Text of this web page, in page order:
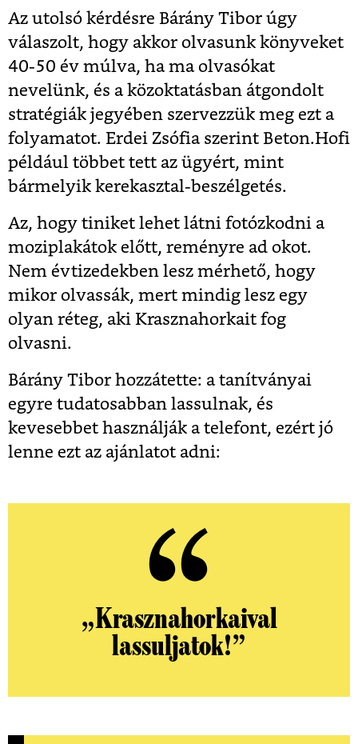
Az utolsó kérdésre Bárány Tibor úgy
válaszolt, hogy akkor olvasunk könyveket
40-50 év múlva, ha ma olvasókat
nevelünk, és a közoktatásban átgondolt
stratégiák jegyében szervezzük meg ezt a
folyamatot. Erdei Zsófia szerint Beton.Hofi
például többet tett az ügyért, mint
bármelyik kerekasztal-beszélgetés.
Az, hogy tiniket lehet látni fotózkodni a
moziplakátok előtt, reményre ad okot.
Nem évtizedekben lesz mérhető, hogy
mikor olvassák, mert mindig lesz egy
olyan réteg, aki Krasznahorkait fog
olvasni.
Bárány Tibor hozzátette: a tanítványai
egyre tudatosabban lassulnak, és
kevesebbet használják a telefont, ezért jó
lenne ezt az ajánlatot adni:
„Krasznahorkaival
lassuljatok!”